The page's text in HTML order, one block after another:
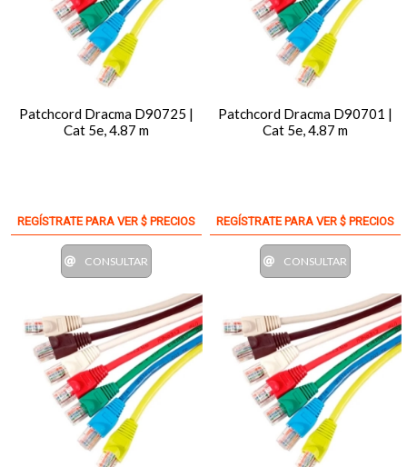
Patchcord Dracma D90725 |
Cat 5e, 4.87 m
REGÍSTRATE PARA VER $ PRECIOS
CONSULTAR
Patchcord Dracma D90701 |
Cat 5e, 4.87 m
REGÍSTRATE PARA VER $ PRECIOS
CONSULTAR